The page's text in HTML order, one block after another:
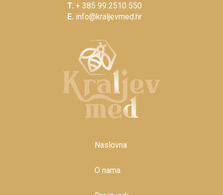
T. + 385 99 2510 550
E. info@kraljevmed.hr
Naslovna
O nama